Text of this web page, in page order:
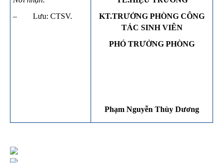
– Lưu: CTSV.
KT.TRƯỞNG PHÒNG CÔNG
TÁC SINH VIÊN
PHÓ TRƯỞNG PHÒNG
Phạm Nguyễn Thùy Dương